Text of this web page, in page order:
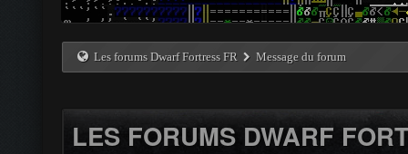
Les forums Dwarf Fortress FR Message du forum
LES FORUMS DWARF